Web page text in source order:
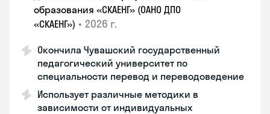
образования «СКАЕНГ» (ОАНО ДПО
«СКАЕНГ») • 2026 г.
Окончила Чувашский государственный
педагогический университет по
специальности перевод и переводоведение
Использует различные методики в
зависимости от индивидуальных